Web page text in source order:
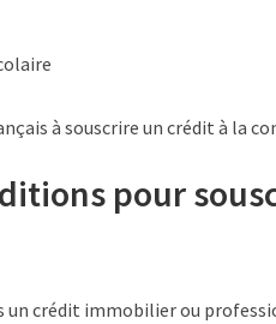
à souscrire un crédit à la
pour
un crédit immobilier ou